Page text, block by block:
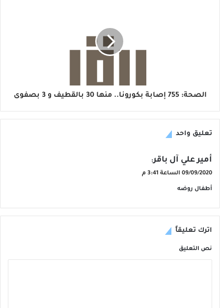
الصحة: 755 إصابة بكورونا.. منها 30 بالقطيف و 3 بصفوى
تعليق واحد
ي
ق
ل
أمير علي آل باقر:
09/09/2020 الساعة 3:41 م
أطفال روضه
اترك تعليقاً
نص التعليق